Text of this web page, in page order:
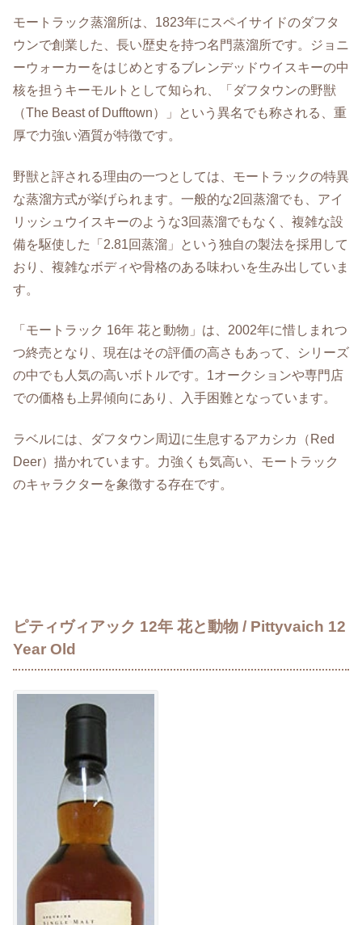
モートラック蒸溜所は、1823年にスペイサイドのダフタ
ウンで創業した、長い歴史を持つ名門蒸溜所です。ジョニ
ーウォーカーをはじめとするブレンデッドウイスキーの中
核を担うキーモルトとして知られ、「ダフタウンの野獣
（The Beast of Dufftown）」という異名でも称される、重
厚で力強い酒質が特徴です。
野獣と評される理由の一つとしては、モートラックの特異
な蒸溜方式が挙げられます。一般的な2回蒸溜でも、アイ
リッシュウイスキーのような3回蒸溜でもなく、複雑な設
備を駆使した「2.81回蒸溜」という独自の製法を採用して
おり、複雑なボディや骨格のある味わいを生み出していま
す。
「モートラック 16年 花と動物」は、2002年に惜しまれつ
つ終売となり、現在はその評価の高さもあって、シリーズ
の中でも人気の高いボトルです。1オークションや専門店
での価格も上昇傾向にあり、入手困難となっています。
ラベルには、ダフタウン周辺に生息するアカシカ（Red
Deer）描かれています。力強くも気高い、モートラック
のキャラクターを象徴する存在です。
ピティヴィアック 12年 花と動物 / Pittyvaich 12
Year Old